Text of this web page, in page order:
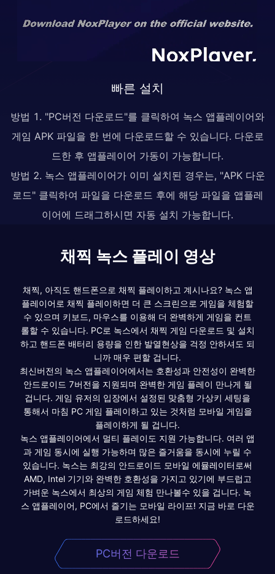
빠른 설치
방법 1. "PC버전 다운로드"를 클릭하여 녹스 앱플레이어와
게임 APK 파일을 한 번에 다운로드할 수 있습니다. 다운로
드한 후 앱플레이어 가동이 가능합니다.
방법 2. 녹스 앱플레이어가 이미 설치된 경우는, "APK 다운
로드" 클릭하여 파일을 다운로드 후에 해당 파일을 앱플레
이어에 드래그하시면 자동 설치 가능합니다.
채찍 녹스 플레이 영상
채찍, 아직도 핸드폰으로 채찍 플레이하고 계시나요? 녹스 앱
플레이어로 채찍 플레이하면 더 큰 스크린으로 게임을 체험할
수 있으며 키보드, 마우스를 이용해 더 완벽하게 게임을 컨트
롤할 수 있습니다. PC로 녹스에서 채찍 게임 다운로드 및 설치
하고 핸드폰 배터리 용량을 인한 발열현상을 걱정 안하셔도 되
니까 매우 편할 겁니다.
최신버전의 녹스 앱플레이어에서는 호환성과 안전성이 완벽한
안드로이드 7버전을 지원되며 완벽한 게임 플레이 만나게 될
겁니다. 게임 유저의 입장에서 설정된 맞춤형 가상키 세팅을
통해서 마침 PC 게임 플레이하고 있는 것처럼 모바일 게임을
플레이하게 될 겁니다.
녹스 앱플레이어에서 멀티 플레이도 지원 가능합니다. 여러 앱
과 게임 동시에 실행 가능하며 많은 즐거움을 동시에 누릴 수
있습니다. 녹스는 최강의 안드로이드 모바일 에뮬레이터로써
AMD, Intel 기기와 완벽한 호환성을 가지고 있기에 부드럽고
가벼운 녹스에서 최상의 게임 체험 만나볼수 있을 겁니다. 녹
스 앱플레이어, PC에서 즐기는 모바일 라이프! 지금 바로 다운
로드하세요!
PC버전 다운로드